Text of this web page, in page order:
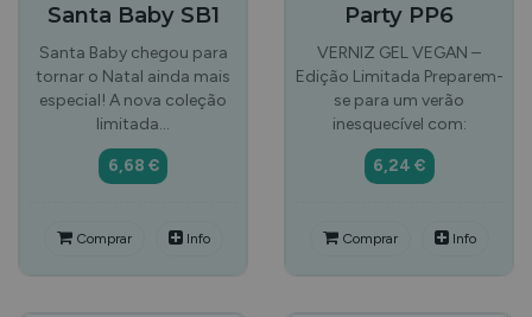
Santa Baby SB1
Santa Baby chegou para
tornar o Natal ainda mais
especial! A nova coleção
limitada…
6,68 €
Comprar Info
Party PP6
VERNIZ GEL VEGAN –
Edição Limitada Preparem-
se para um verão
inesquecível com:
6,24 €
Comprar Info